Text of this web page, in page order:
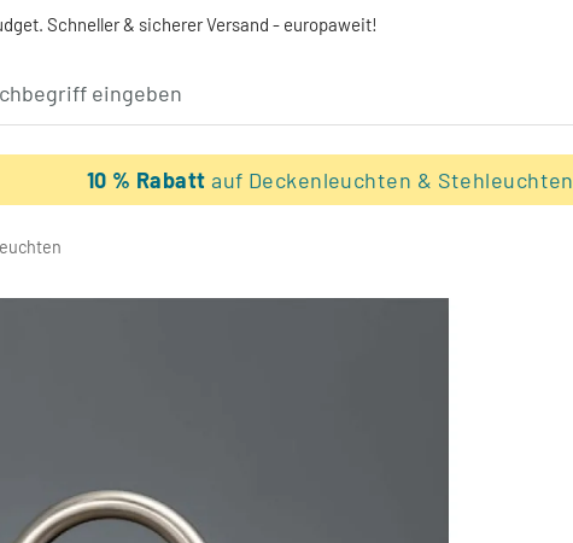
Schneller & sicherer Versand - europaweit!
10 % Rabattauf Deckenleuchten & Stehleuchten